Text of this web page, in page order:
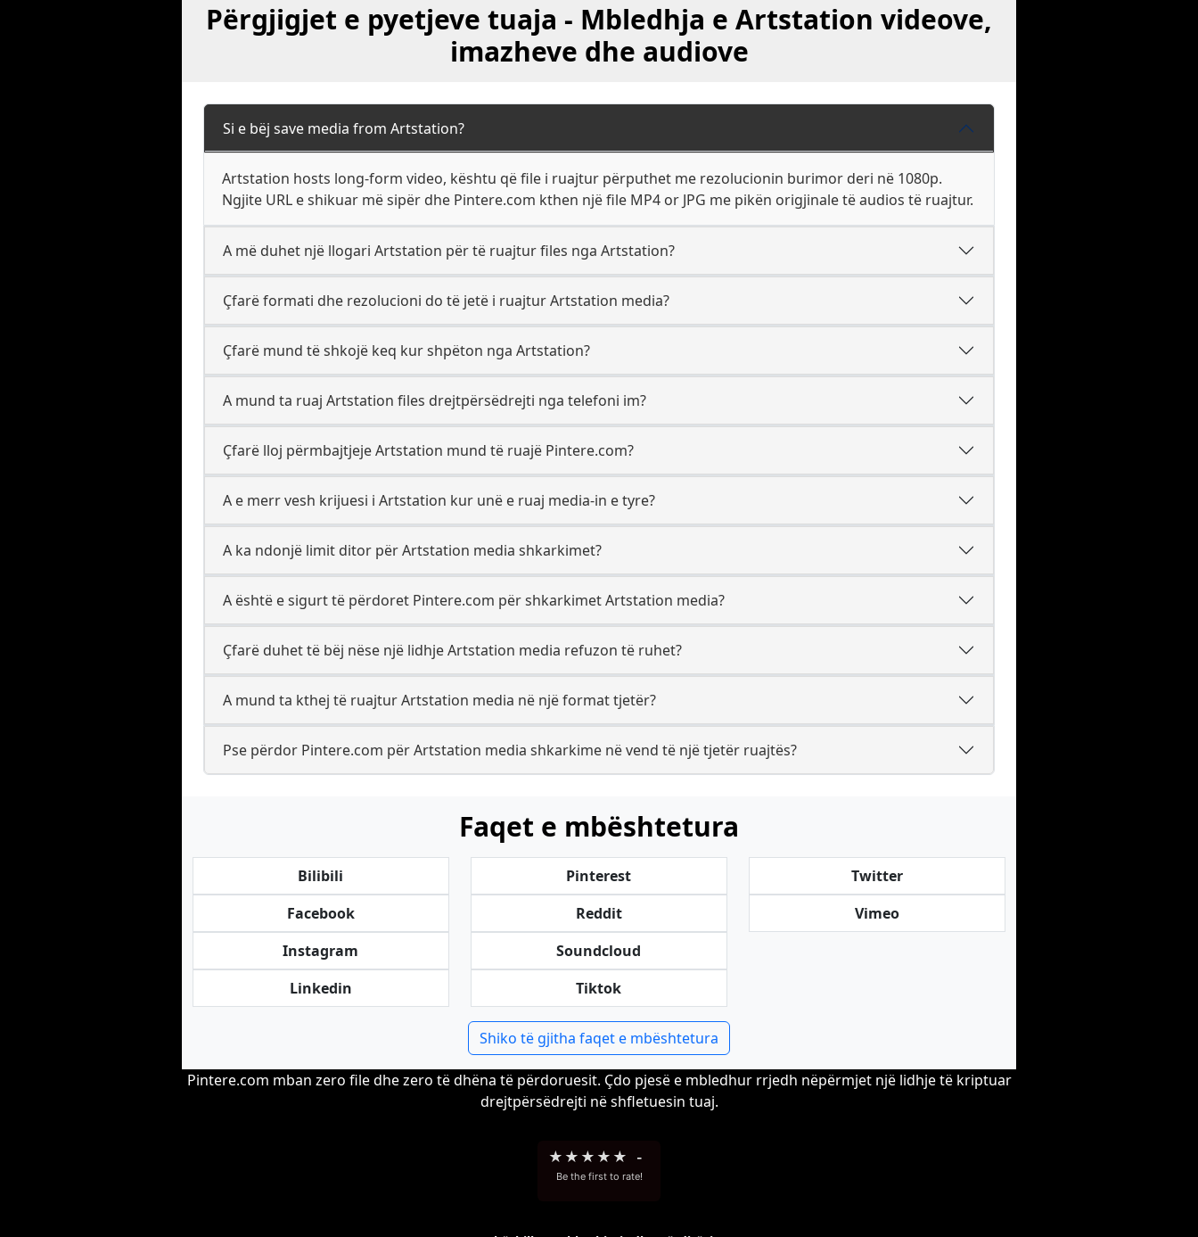
Përgjigjet e pyetjeve tuaja - Mbledhja e Artstation videove,
imazheve dhe audiove
Si e bëj save media from Artstation?
Artstation hosts long-form video, kështu që file i ruajtur përputhet me rezolucionin burimor deri në 1080p.
Ngjite URL e shikuar më sipër dhe Pintere.com kthen një file MP4 or JPG me pikën origjinale të audios të ruajtur.
A më duhet një llogari Artstation për të ruajtur files nga Artstation?
Çfarë formati dhe rezolucioni do të jetë i ruajtur Artstation media?
Çfarë mund të shkojë keq kur shpëton nga Artstation?
A mund ta ruaj Artstation files drejtpërsëdrejti nga telefoni im?
Çfarë lloj përmbajtjeje Artstation mund të ruajë Pintere.com?
A e merr vesh krijuesi i Artstation kur unë e ruaj media-in e tyre?
A ka ndonjë limit ditor për Artstation media shkarkimet?
A është e sigurt të përdoret Pintere.com për shkarkimet Artstation media?
Çfarë duhet të bëj nëse një lidhje Artstation media refuzon të ruhet?
A mund ta kthej të ruajtur Artstation media në një format tjetër?
Pse përdor Pintere.com për Artstation media shkarkime në vend të një tjetër ruajtës?
Faqet e mbështetura
Bilibili
Facebook
Instagram
Linkedin
Pinterest
Reddit
Soundcloud
Tiktok
Twitter
Vimeo
Shiko të gjitha faqet e mbështetura
Pintere.com mban zero file dhe zero të dhëna të përdoruesit. Çdo pjesë e mbledhur rrjedh nëpërmjet një lidhje të kriptuar
drejtpërsëdrejti në shfletuesin tuaj.
★ ★ ★ ★ ★ -
Be the first to rate!